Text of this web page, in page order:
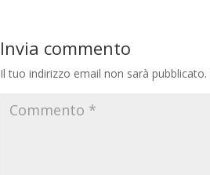
Invia commento
Il tuo indirizzo email non sarà pubblicato.